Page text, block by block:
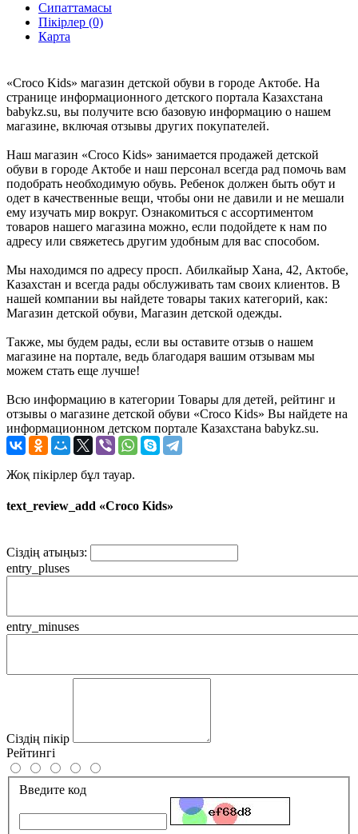
Сипаттамасы
Пікірлер (0)
Карта
«Croco Kids» магазин детской обуви в городе Актобе. На
странице информационного детского портала Казахстана
babykz.su, вы получите всю базовую информацию о нашем
магазине, включая отзывы других покупателей.
Наш магазин «Croco Kids» занимается продажей детской
обуви в городе Актобе и наш персонал всегда рад помочь вам
подобрать необходимую обувь. Ребенок должен быть обут и
одет в качественные вещи, чтобы они не давили и не мешали
ему изучать мир вокруг. Ознакомиться с ассортиментом
товаров нашего магазина можно, если подойдете к нам по
адресу или свяжетесь другим удобным для вас способом.
Мы находимся по адресу просп. Абилкайыр Хана, 42, Актобе,
Казахстан и всегда рады обслуживать там своих клиентов. В
нашей компании вы найдете товары таких категорий, как:
Магазин детской обуви, Магазин детской одежды.
Также, мы будем рады, если вы оставите отзыв о нашем
магазине на портале, ведь благодаря вашим отзывам мы
можем стать еще лучше!
Всю информацию в категории Товары для детей, рейтинг и
отзывы о магазине детской обуви «Croco Kids» Вы найдете на
информационном детском портале Казахстана babykz.su.
Жоқ пікірлер бұл тауар.
text_review_add «Croco Kids»
Сіздің атыңыз:
entry_pluses
entry_minuses
Сіздің пікір
Рейтингі
Введите код